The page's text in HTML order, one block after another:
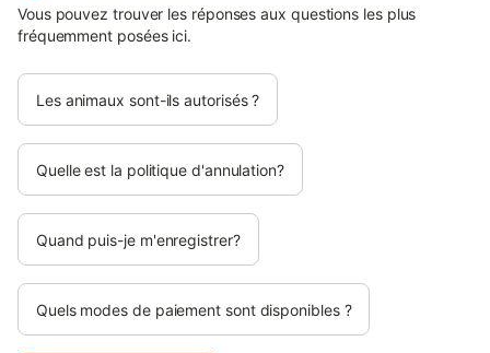
Vous pouvez trouver les réponses aux questions les plus
fréquemment posées ici.
Les animaux sont-ils autorisés ?
Quelle est la politique d'annulation?
Quand puis-je m'enregistrer?
Quels modes de paiement sont disponibles ?